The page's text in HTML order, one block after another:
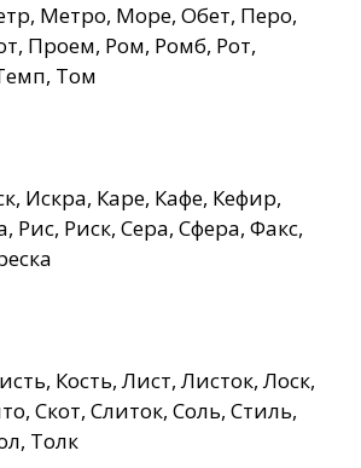
Метро, Море, Обет, Перо,
Проем, Ром, Ромб, Рот,
Том
Искра, Каре, Кафе, Кефир,
Рис, Риск, Сера, Сфера, Факс,
Кость, Лист, Листок, Лоск,
Скот, Слиток, Соль, Стиль,
Толк